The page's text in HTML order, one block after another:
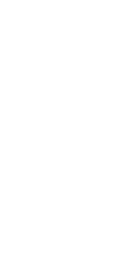
розетке